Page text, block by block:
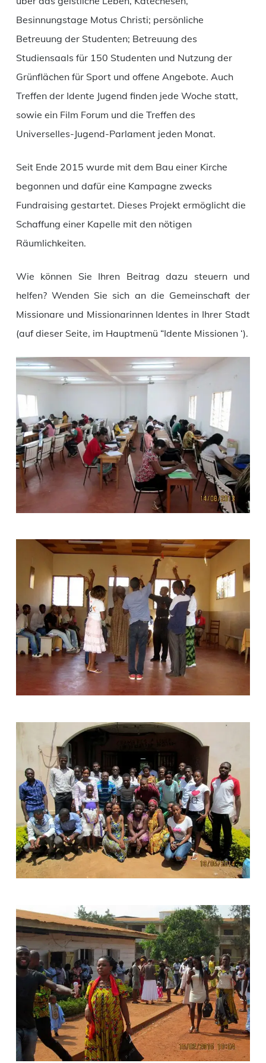
Besinnungstage Motus Christi; persönliche
Betreuung der Studenten; Betreuung des
Studiensaals für 150 Studenten und Nutzung der
Grünflächen für Sport und offene Angebote. Auch
Treffen der Idente Jugend finden jede Woche statt,
sowie ein Film Forum und die Treffen des
Universelles-Jugend-Parlament jeden Monat.
Seit Ende 2015 wurde mit dem Bau einer Kirche
begonnen und dafür eine Kampagne zwecks
Fundraising gestartet. Dieses Projekt ermöglicht die
Schaffung einer Kapelle mit den nötigen
Räumlichkeiten.
Wie können Sie Ihren Beitrag dazu steuern und
helfen? Wenden Sie sich an die Gemeinschaft der
Missionare und Missionarinnen Identes in Ihrer Stadt
(auf dieser Seite, im Hauptmenü “Idente Missionen ‘).